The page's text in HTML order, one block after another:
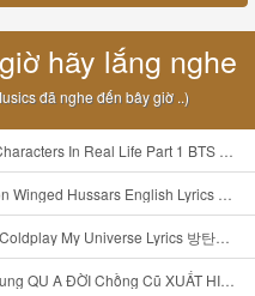
hãy lắng nghe
đã nghe đến bây giờ ..)
Life Part 1 BTS AND BT21 방탄소년단 BT21 BT21아가들은 아빠조아 따라쟁이들 BTS Vs BT21 Mp3
Winged Hussars English Lyrics Mp3
Lyrics 방탄소년단 콜드플레이 My Universe 가사 Color Coded Lyrics Han Rom Eng Mp3
Chồng Cũ XUẤT HIỆN Khóc Hối Hận Vì Làm Điều KHỦNG KHIẾP Với Cô Mp3